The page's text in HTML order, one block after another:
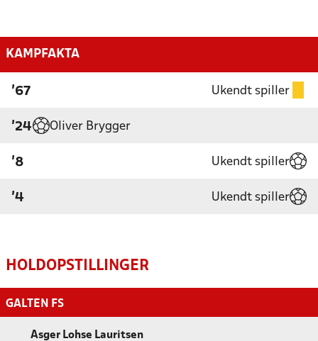
KAMPFAKTA
'67 Ukendt spiller
'24 Oliver Brygger
'8 Ukendt spiller
'4 Ukendt spiller
HOLDOPSTILLINGER
GALTEN FS
Asger Lohse Lauritsen